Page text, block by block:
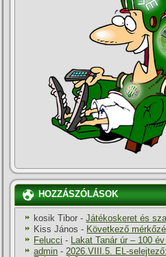
HOZZÁSZÓLÁSOK
kosik Tibor -Játékoskeret és
Kiss János - Következő
Felucci - Lakat Tanár úr – 100
admin - 2026.VIII.5. EL-